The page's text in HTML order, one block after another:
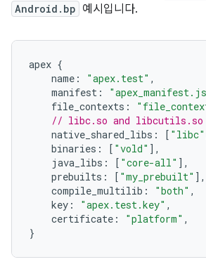
Android.bp 예시입니다.
apex {
name : "apex.test" ,
manifest :
file_contexts :
// libc.so and libcutils.so
native_shared_libs : [ "libc"
binaries : [ "vold" ],
java_libs : [ "core-all" ],
prebuilts : [ "my_prebuilt" ],
compile_multilib : "both" ,
key : "apex.test.key" ,
certificate : "platform" ,
}